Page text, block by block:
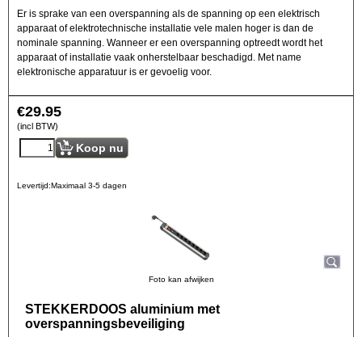
Er is sprake van een overspanning als de spanning op een elektrisch
apparaat of elektrotechnische installatie vele malen hoger is dan de
nominale spanning. Wanneer er een overspanning optreedt wordt het
apparaat of installatie vaak onherstelbaar beschadigd. Met name
elektronische apparatuur is er gevoelig voor.
€29.95
(incl BTW)
Koop nu
Levertijd:Maximaal 3-5 dagen
Foto kan afwijken
STEKKERDOOS aluminium met
overspanningsbeveiliging